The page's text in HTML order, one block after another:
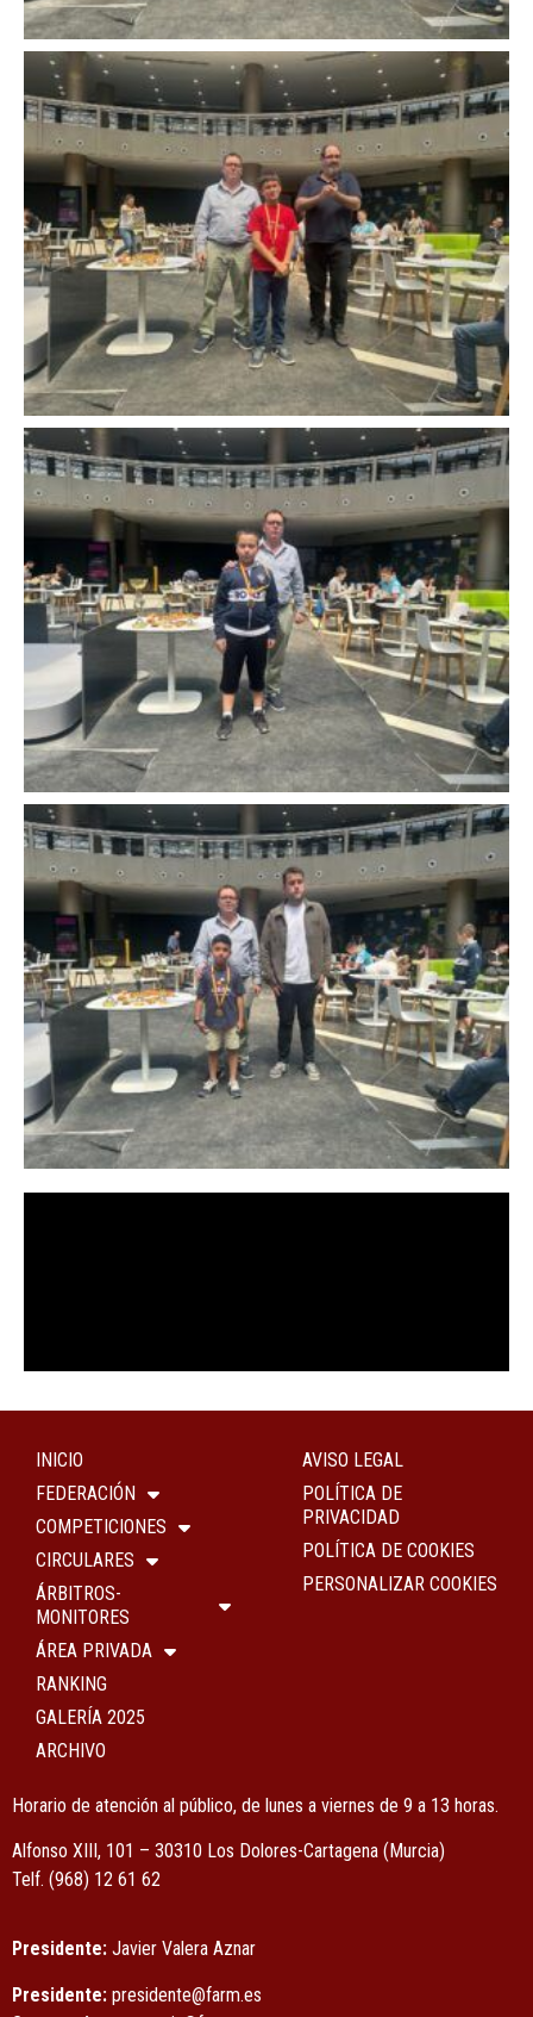
INICIO
FEDERACIÓN
COMPETICIONES
CIRCULARES
ÁRBITROS-
MONITORES
ÁREA PRIVADA
RANKING
GALERÍA 2025
ARCHIVO
AVISO LEGAL
POLÍTICA DE
PRIVACIDAD
POLÍTICA DE COOKIES
PERSONALIZAR COOKIES
Horario de atención al público, de lunes a viernes de 9 a 13 horas.
Alfonso XIII, 101 – 30310 Los Dolores-Cartagena (Murcia)
Telf. (968) 12 61 62
Presidente: Javier Valera Aznar
Presidente: presidente@farm.es